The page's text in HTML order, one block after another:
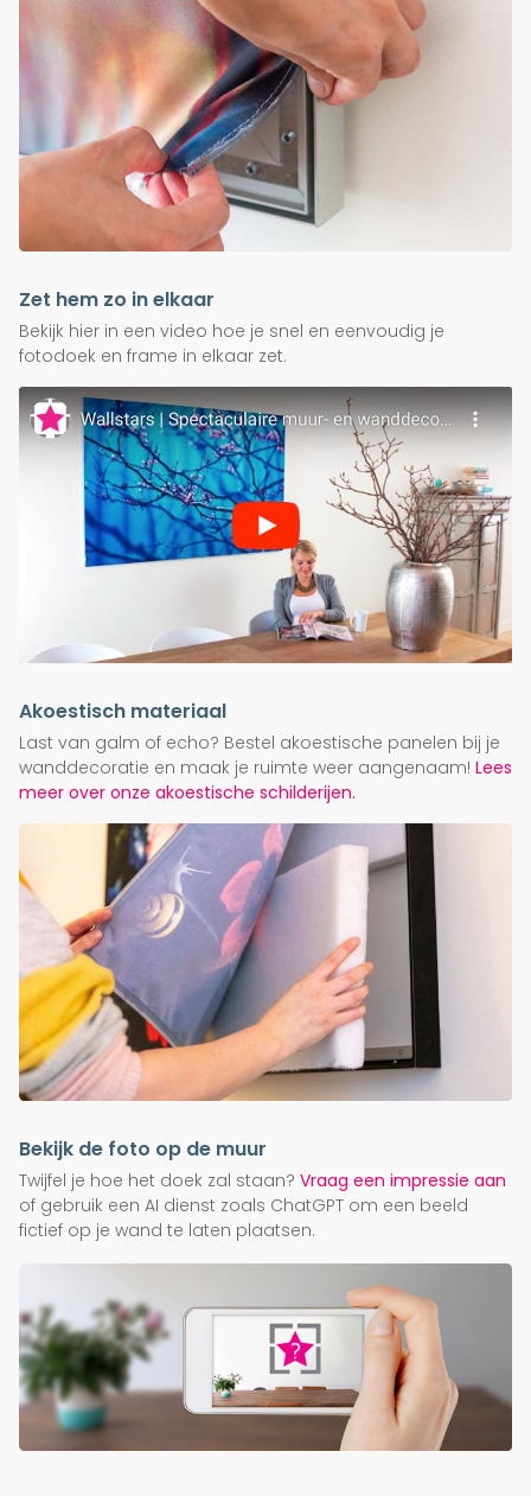
Zet hem zo in elkaar
Bekijk hier in een video hoe je snel en eenvoudig je
fotodoek en frame in elkaar zet.
Akoestisch materiaal
Last van galm of echo? Bestel akoestische panelen bij je
wanddecoratie en maak je ruimte weer aangenaam! Lees
meer over onze akoestische schilderijen.
Bekijk de foto op de muur
Twijfel je hoe het doek zal staan? Vraag een impressie aan
of gebruik een AI dienst zoals ChatGPT om een beeld
fictief op je wand te laten plaatsen.